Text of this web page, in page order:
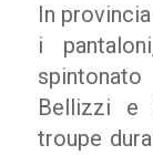
In
i
Bellizzi e
troupe